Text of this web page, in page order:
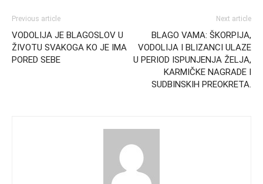
Previous article
VODOLIJA JE BLAGOSLOV U
ŽIVOTU SVAKOGA KO JE IMA
PORED SEBE
Next article
BLAGO VAMA: ŠKORPIJA,
VODOLIJA I BLIZANCI ULAZE
U PERIOD ISPUNJENJA ŽELJA,
KARMIČKE NAGRADE I
SUDBINSKIH PREOKRETA.